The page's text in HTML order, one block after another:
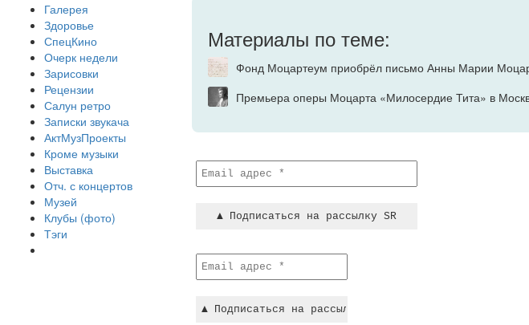
Галерея
Здоровье
СпецКино
Очерк недели
Зарисовки
Рецензии
Салун ретро
Записки звукача
АктМузПроекты
Кроме музыки
Выставка
Отч. с концертов
Музей
Клубы (фото)
Тэги
Материалы по теме:
Фонд Моцартеум приобрёл письмо Анны Марии
Премьера оперы Моцарта «Милосердие Тита» в